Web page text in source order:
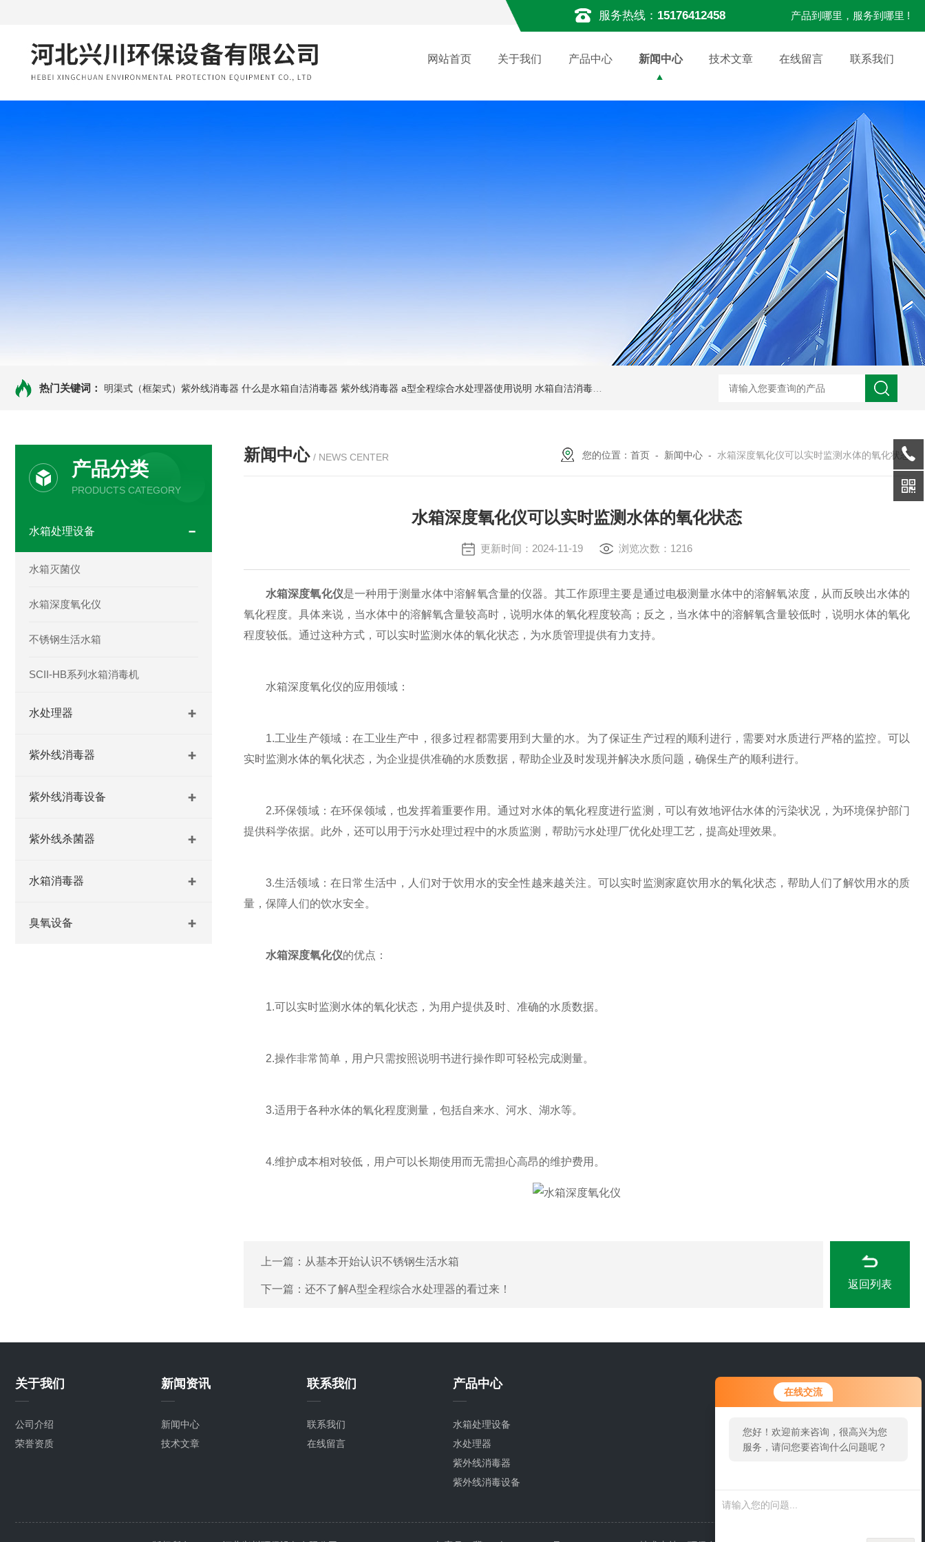
在线交流
您好！欢迎前来咨询，很高兴为您
服务，请问您要咨询什么问题呢？
服务热线： 15176412458 产品到哪里，服务到哪里 !
网站首页 关于我们 产品中心 新闻中心 技术文章 在线留言 联系我们
热门关键词： 明渠式（框架式）紫外线消毒器 什么是水箱自洁消毒器 紫外线消毒器 a型全程综合水处理器使用说明 水箱自洁消毒器 a型全程综合水处理器应用范围 水箱自洁消毒器 a型全程综合水处理器安装
产品分类
PRODUCTS CATEGORY
水箱处理设备
水箱灭菌仪
水箱深度氧化仪
不锈钢生活水箱
SCII-HB系列水箱消毒机
水处理器
紫外线消毒器
紫外线消毒设备
紫外线杀菌器
水箱消毒器
臭氧设备
新闻中心 / NEWS CENTER 您的位置： 首页 - 新闻中心 - 水箱深度氧化仪可以实时监测水体的氧化状态
水箱深度氧化仪可以实时监测水体的氧化状态
更新时间：2024-11-19 浏览次数：1216
水箱深度氧化仪是一种用于测量水体中溶解氧含量的仪器。其工作原理主要是通过电极测量水体中的溶解氧浓度，从而反映出水体的
氧化程度。具体来说，当水体中的溶解氧含量较高时，说明水体的氧化程度较高；反之，当水体中的溶解氧含量较低时，说明水体的氧化
程度较低。通过这种方式，可以实时监测水体的氧化状态，为水质管理提供有力支持。
水箱深度氧化仪的应用领域：
1.工业生产领域：在工业生产中，很多过程都需要用到大量的水。为了保证生产过程的顺利进行，需要对水质进行严格的监控。可以
实时监测水体的氧化状态，为企业提供准确的水质数据，帮助企业及时发现并解决水质问题，确保生产的顺利进行。
2.环保领域：在环保领域，也发挥着重要作用。通过对水体的氧化程度进行监测，可以有效地评估水体的污染状况，为环境保护部门
提供科学依据。此外，还可以用于污水处理过程中的水质监测，帮助污水处理厂优化处理工艺，提高处理效果。
3.生活领域：在日常生活中，人们对于饮用水的安全性越来越关注。可以实时监测家庭饮用水的氧化状态，帮助人们了解饮用水的质
量，保障人们的饮水安全。
水箱深度氧化仪的优点：
1.可以实时监测水体的氧化状态，为用户提供及时、准确的水质数据。
2.操作非常简单，用户只需按照说明书进行操作即可轻松完成测量。
3.适用于各种水体的氧化程度测量，包括自来水、河水、湖水等。
4.维护成本相对较低，用户可以长期使用而无需担心高昂的维护费用。
上一篇： 从基本开始认识不锈钢生活水箱
下一篇： 还不了解A型全程综合水处理器的看过来！ 返回列表
关于我们
公司介绍
荣誉资质
新闻资讯
新闻中心
技术文章
联系我们
联系我们
在线留言
产品中心
水箱处理设备
水处理器
紫外线消毒器
紫外线消毒设备
水箱消毒器
0311-84889246